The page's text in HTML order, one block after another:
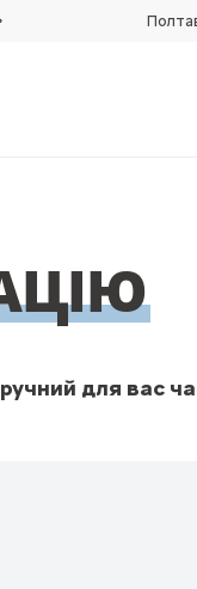
для вас